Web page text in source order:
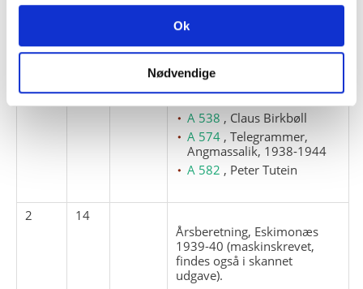
Ok
Nødvendige
A 412, Marius Jensen
A 414
Brandt
A 484
A 487, Alfred Hansen
A 538 , Claus Birkbøll
A 574 , Telegrammer,
Angmassalik, 1938-1944
A 582 , Peter Tutein
2
14
Årsberetning, Eskimonæs
1939-40 (maskinskrevet,
findes også i skannet
udgave).